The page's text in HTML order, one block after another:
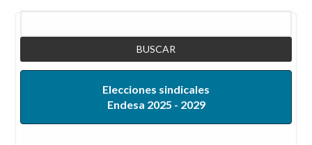
Elecciones sindicales
Endesa 2025 - 2029